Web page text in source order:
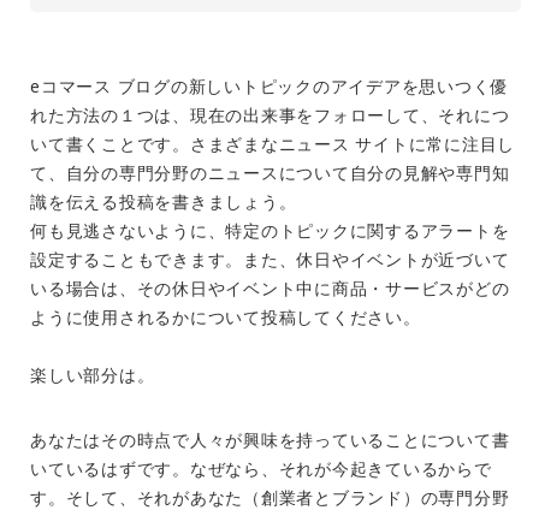
eコマース ブログの新しいトピックのアイデアを思いつく優
れた方法の１つは、現在の出来事をフォローして、それにつ
いて書くことです。さまざまなニュース サイトに常に注目し
て、自分の専門分野のニュースについて自分の見解や専門知
識を伝える投稿を書きましょう。
何も見逃さないように、特定のトピックに関するアラートを
設定することもできます。また、休日やイベントが近づいて
いる場合は、その休日やイベント中に商品・サービスがどの
ように使用されるかについて投稿してください。
楽しい部分は。
あなたはその時点で人々が興味を持っていることについて書
いているはずです。なぜなら、それが今起きているからで
す。そして、それがあなた（創業者とブランド）の専門分野